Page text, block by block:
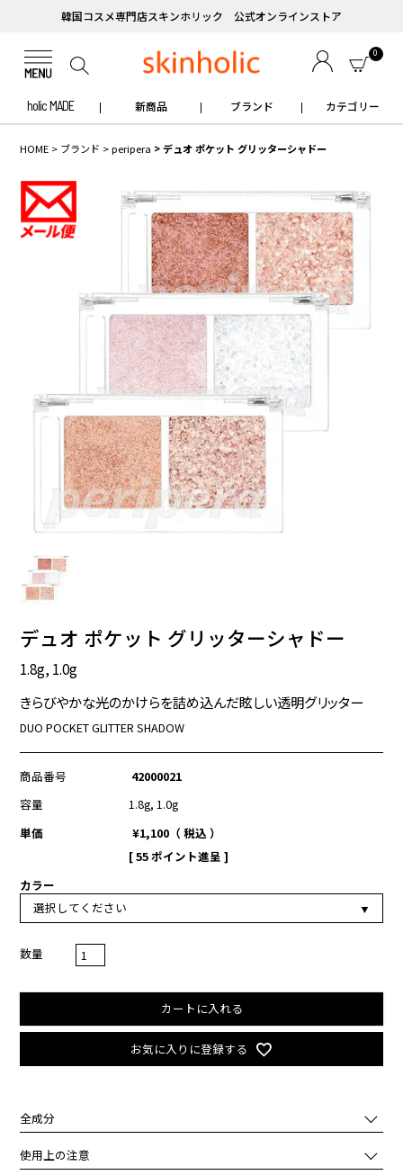
韓国コスメ専門店スキンホリック 公式オンラインストア
0
holic MADE 新商品 ブランド カテゴリー
HOME ブランド peripera デュオ ポケット グリッターシャドー
デュオ ポケット グリッターシャドー
1.8g, 1.0g
きらびやかな光のかけらを詰め込んだ眩しい透明グリッター
DUO POCKET GLITTER SHADOW
商品番号
42000021
容量
1.8g, 1.0g
単価
¥1,100
税込
[55ポイント進呈 ]
カラー
お気に入りに登録する
カートに入れる
全成分
★1-1:ホウケイ酸（Ｃａ／Ａｌ）,ポリメチルシルセスキオキサン,リ
ンゴ酸ジイソステアリル,ジメチコン,フェニルトリメチコン,ジメチコ
使用上の注意
✧